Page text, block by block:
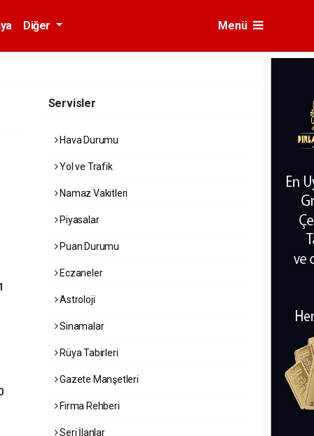
Diğer Menü
Servisler
Hava Durumu
Yol ve Trafik
Namaz Vakitleri
Piyasalar
Puan Durumu
Eczaneler
Astroloji
Sinamalar
Rüya Tabirleri
Gazete Manşetleri
Firma Rehberi
Seri İlanlar